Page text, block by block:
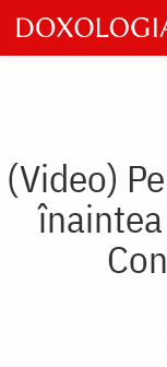
Skip
to
main
(Video)